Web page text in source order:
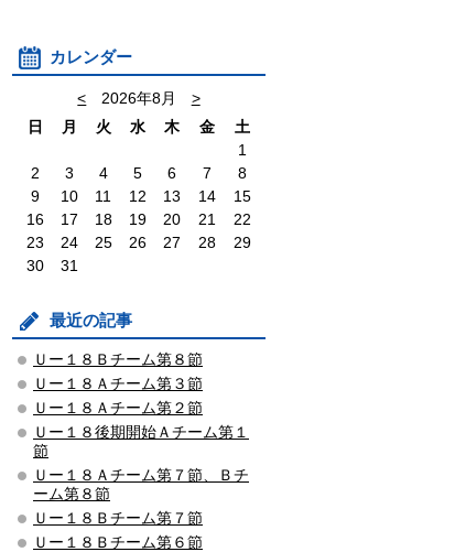
カレンダー
< 2026年8月
>
日
月 火 水 木 金
土
1
2
3 4 5 6 7
8
9
10 11 12 13 14
15
16
17 18 19 20 21
22
23
24 25 26 27 28
29
30
31
最近の記事
Ｕー１８Ｂチーム第８節
Ｕー１８Ａチーム第３節
Ｕー１８Ａチーム第２節
Ｕー１８後期開始Ａチーム第１
節
Ｕー１８Ａチーム第７節、Ｂチ
ーム第８節
Ｕー１８Ｂチーム第７節
Ｕー１８Ｂチーム第６節